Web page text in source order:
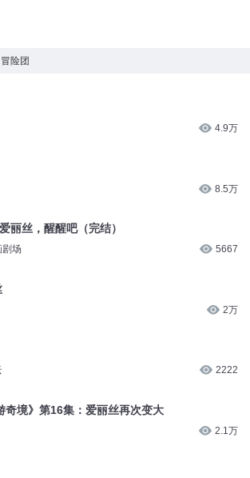
险团
4.9万
8.5万
丽丝，醒醒吧（完结）
剧场 5667
2万
2222
奇境》第16集：爱丽丝再次变大
2.1万